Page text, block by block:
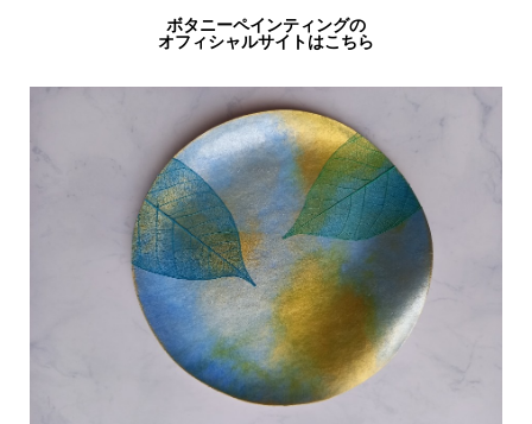
ボタニーペインティングの
オフィシャルサイトはこちら